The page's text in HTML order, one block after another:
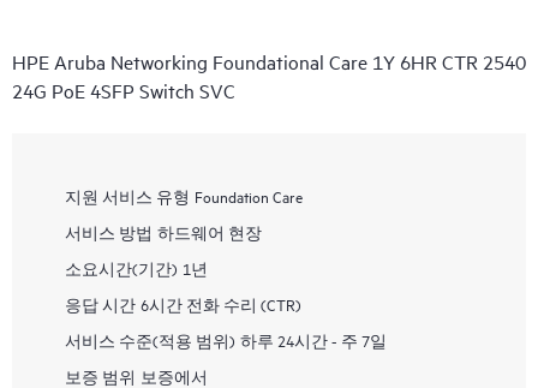
HPE Aruba Networking Foundational Care 1Y 6HR CTR 2540
24G PoE 4SFP Switch SVC
지원 서비스 유형 Foundation Care
서비스 방법 하드웨어 현장
소요시간(기간) 1년
응답 시간 6시간 전화 수리 (CTR)
서비스 수준(적용 범위) 하루 24시간 - 주 7일
보증 범위 보증에서